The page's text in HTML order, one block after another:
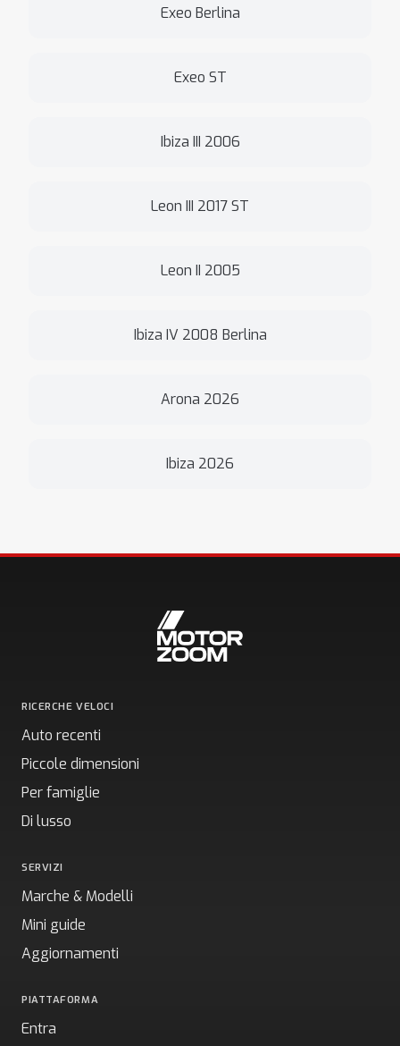
Exeo Berlina
Exeo ST
Ibiza III 2006
Leon III 2017 ST
Leon II 2005
Ibiza IV 2008 Berlina
Arona 2026
Ibiza 2026
RICERCHE VELOCI
Auto recenti
Piccole dimensioni
Per famiglie
Di lusso
SERVIZI
Marche & Modelli
Mini guide
Aggiornamenti
PIATTAFORMA
Entra